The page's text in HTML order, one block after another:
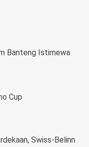
Banteng Istimewa
Cup
Swiss-Belinn